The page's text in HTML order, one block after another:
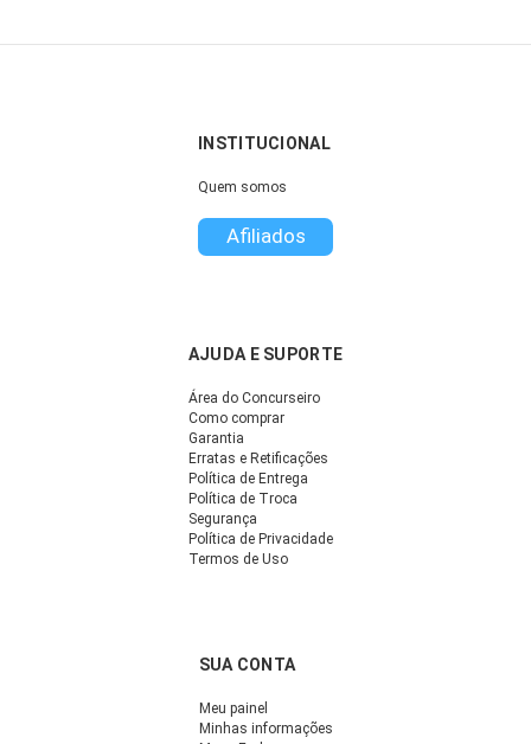
INSTITUCIONAL
Quem somos
Afiliados
AJUDA E SUPORTE
Área do Concurseiro
Como comprar
Garantia
Erratas e Retificações
Política de Entrega
Política de Troca
Segurança
Política de Privacidade
Termos de Uso
SUA CONTA
Meu painel
Minhas informações